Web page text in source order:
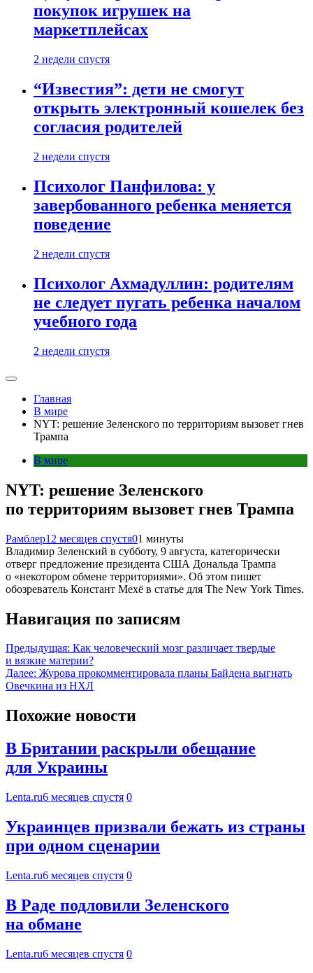
покупок игрушек на
маркетплейсах
2 недели спустя
“Известия”: дети не смогут
открыть электронный кошелек без
согласия родителей
2 недели спустя
Психолог Панфилова: у
завербованного ребенка меняется
поведение
2 недели спустя
Психолог Ахмадуллин: родителям
не следует пугать ребенка началом
учебного года
2 недели спустя
Главная
В мире
NYT: решение Зеленского по территориям вызовет гнев
Трампа
В мире
NYT: решение Зеленского
по территориям вызовет гнев Трампа
Рамблер12 месяцев спустя01 минуты
Владимир Зеленский в субботу, 9 августа, категорически
отверг предложение президента США Дональда Трампа
о «некотором обмене территориями». Об этом пишет
обозреватель Констант Мехё в статье для The New York Times.
Навигация по записям
Предыдущая: Как человеческий мозг различает твердые
и вязкие материи?
Далее: Журова прокомментировала планы Байдена выгнать
Овечкина из НХЛ
Похожие новости
В Британии раскрыли обещание
для Украины
Lenta.ru6 месяцев спустя 0
Украинцев призвали бежать из страны
при одном сценарии
Lenta.ru6 месяцев спустя 0
В Раде подловили Зеленского
на обмане
Lenta.ru6 месяцев спустя 0